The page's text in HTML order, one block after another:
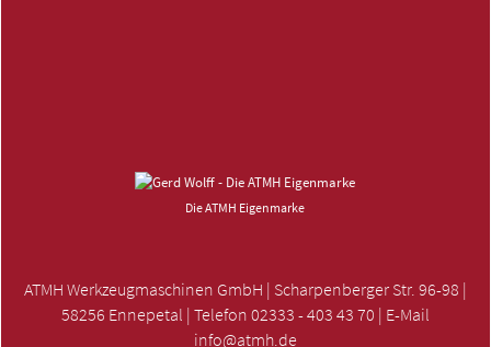
Die ATMH Eigenmarke
ATMH Werkzeugmaschinen GmbH | Scharpenberger Str. 96-98 |
58256 Ennepetal | Telefon 02333 - 403 43 70 | E-Mail
info@atmh.de